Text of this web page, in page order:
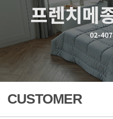
프렌치메
02-
CUSTOMER